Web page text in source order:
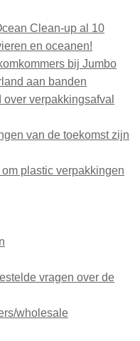
Clean-up al 10
en oceanen!
bij Jumbo
aan banden
verpakkingsafval
van de toekomst zijn
plastic verpakkingen
vragen over de
wholesale